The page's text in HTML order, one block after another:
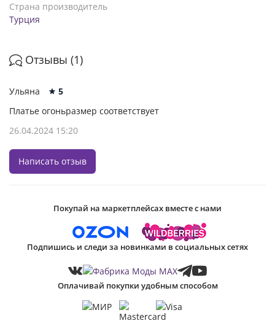
Страна производитель
Турция
Отзывы (1)
Ульяна
5
Платье огоньразмер соответствует
26.04.2024 15:20
Написать отзыв
Покупай на маркетплейсах вместе с нами
Подпишись и следи за новинками в социальных сетях
Оплачивай покупки удобным способом